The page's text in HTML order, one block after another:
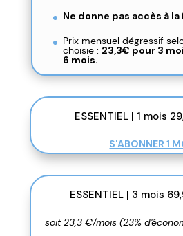
Ne donne pas accès à
Prix mensuel dégressif
choisie : 23,3€ pour 3
6 mois.
ESSENTIEL | 1 mois
S'ABONNER 1
ESSENTIEL | 3 mois
soit 23,3 €/mois (23%